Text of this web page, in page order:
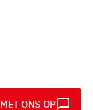
ONS OP